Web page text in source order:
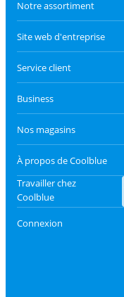
Notre assortiment
Site web d'entreprise
Service client
Business
Nos magasins
À propos de Coolblue
Travailler chez
Coolblue
Connexion